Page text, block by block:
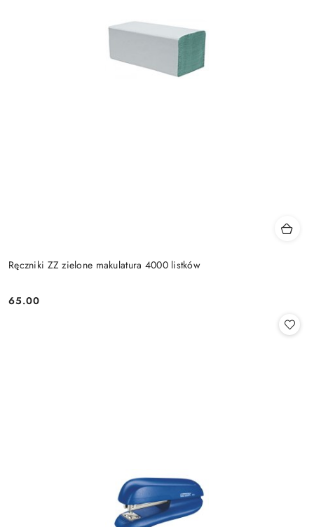
Ręczniki ZZ zielone makulatura 4000 listków
Cena:
65.00